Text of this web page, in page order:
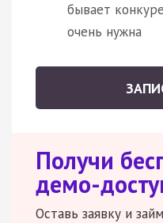
бывает
очень нужна
Получи
демо-
Оставь заявку и